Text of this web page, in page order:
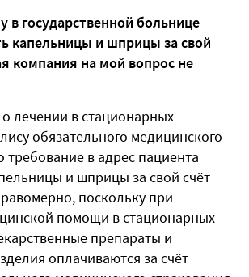
в государственной больнице
капельницы и шприцы за свой
компания на мой вопрос не
лечении в стационарных
обязательного медицинского
требование в адрес пациента
и шприцы за свой счёт
поскольку при
помощи в стационарных
препараты и
оплачиваются за счёт